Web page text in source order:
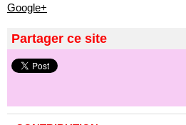
Google+
Partager ce site